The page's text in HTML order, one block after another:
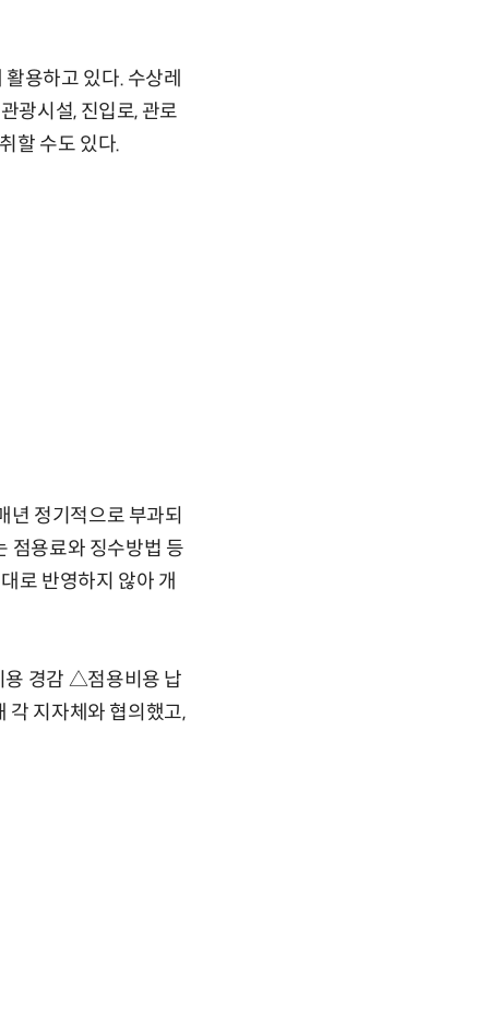
용하고 있다. 수상레
광시설, 진입로, 관로
할 수도 있다.
년 정기적으로 부과되
점용료와 징수방법 등
로 반영하지 않아 개
용 경감 △점용비용 납
각 지자체와 협의했고,